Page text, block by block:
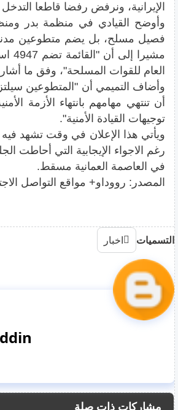
الإيرانية، ونرفض رفضا قاطعا
وأوضح القيادي في منظمة بدر
فصيل مسلح، بل يضم متطوعين
العام للقوات المسلحة"، وفق ما
وأضاف التميمي أن "المتطوعين
أن تنتهي مهامهم بانتهاء الأزمة
توجيهات القيادة الأمنية".
ويأتي هذا الإعلان في وقت تشهد فيه
رغم الاجواء الإيجابية التي أحاطت
في العاصمة العمانية مسقط.
المصدر: رووداو+ مواقع التواصل
التسميات اخبار
مشاركات ذات صلة